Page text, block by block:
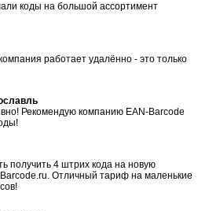
коды на большой ассортимент
работает удалённо - это только
Рекомендую компанию EAN-Barcode
получить 4 штрих кода на новую
Отличный тариф на маленькие